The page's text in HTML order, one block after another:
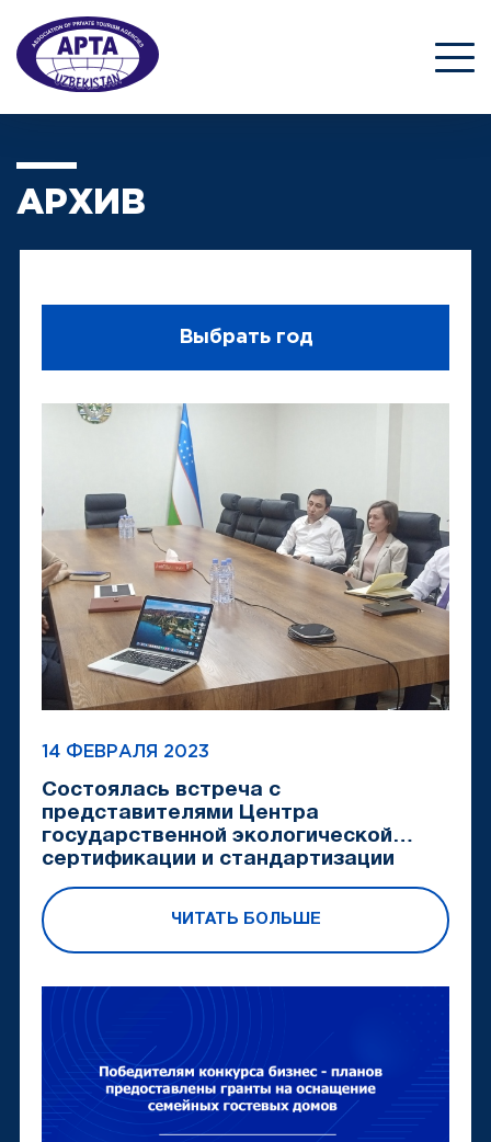
АРХИВ
14 ФЕВРАЛЯ 2023
Состоялась встреча с
представителями Центра
государственной экологической
сертификации и стандартизации
ЧИТАТЬ БОЛЬШЕ
Выбрать год